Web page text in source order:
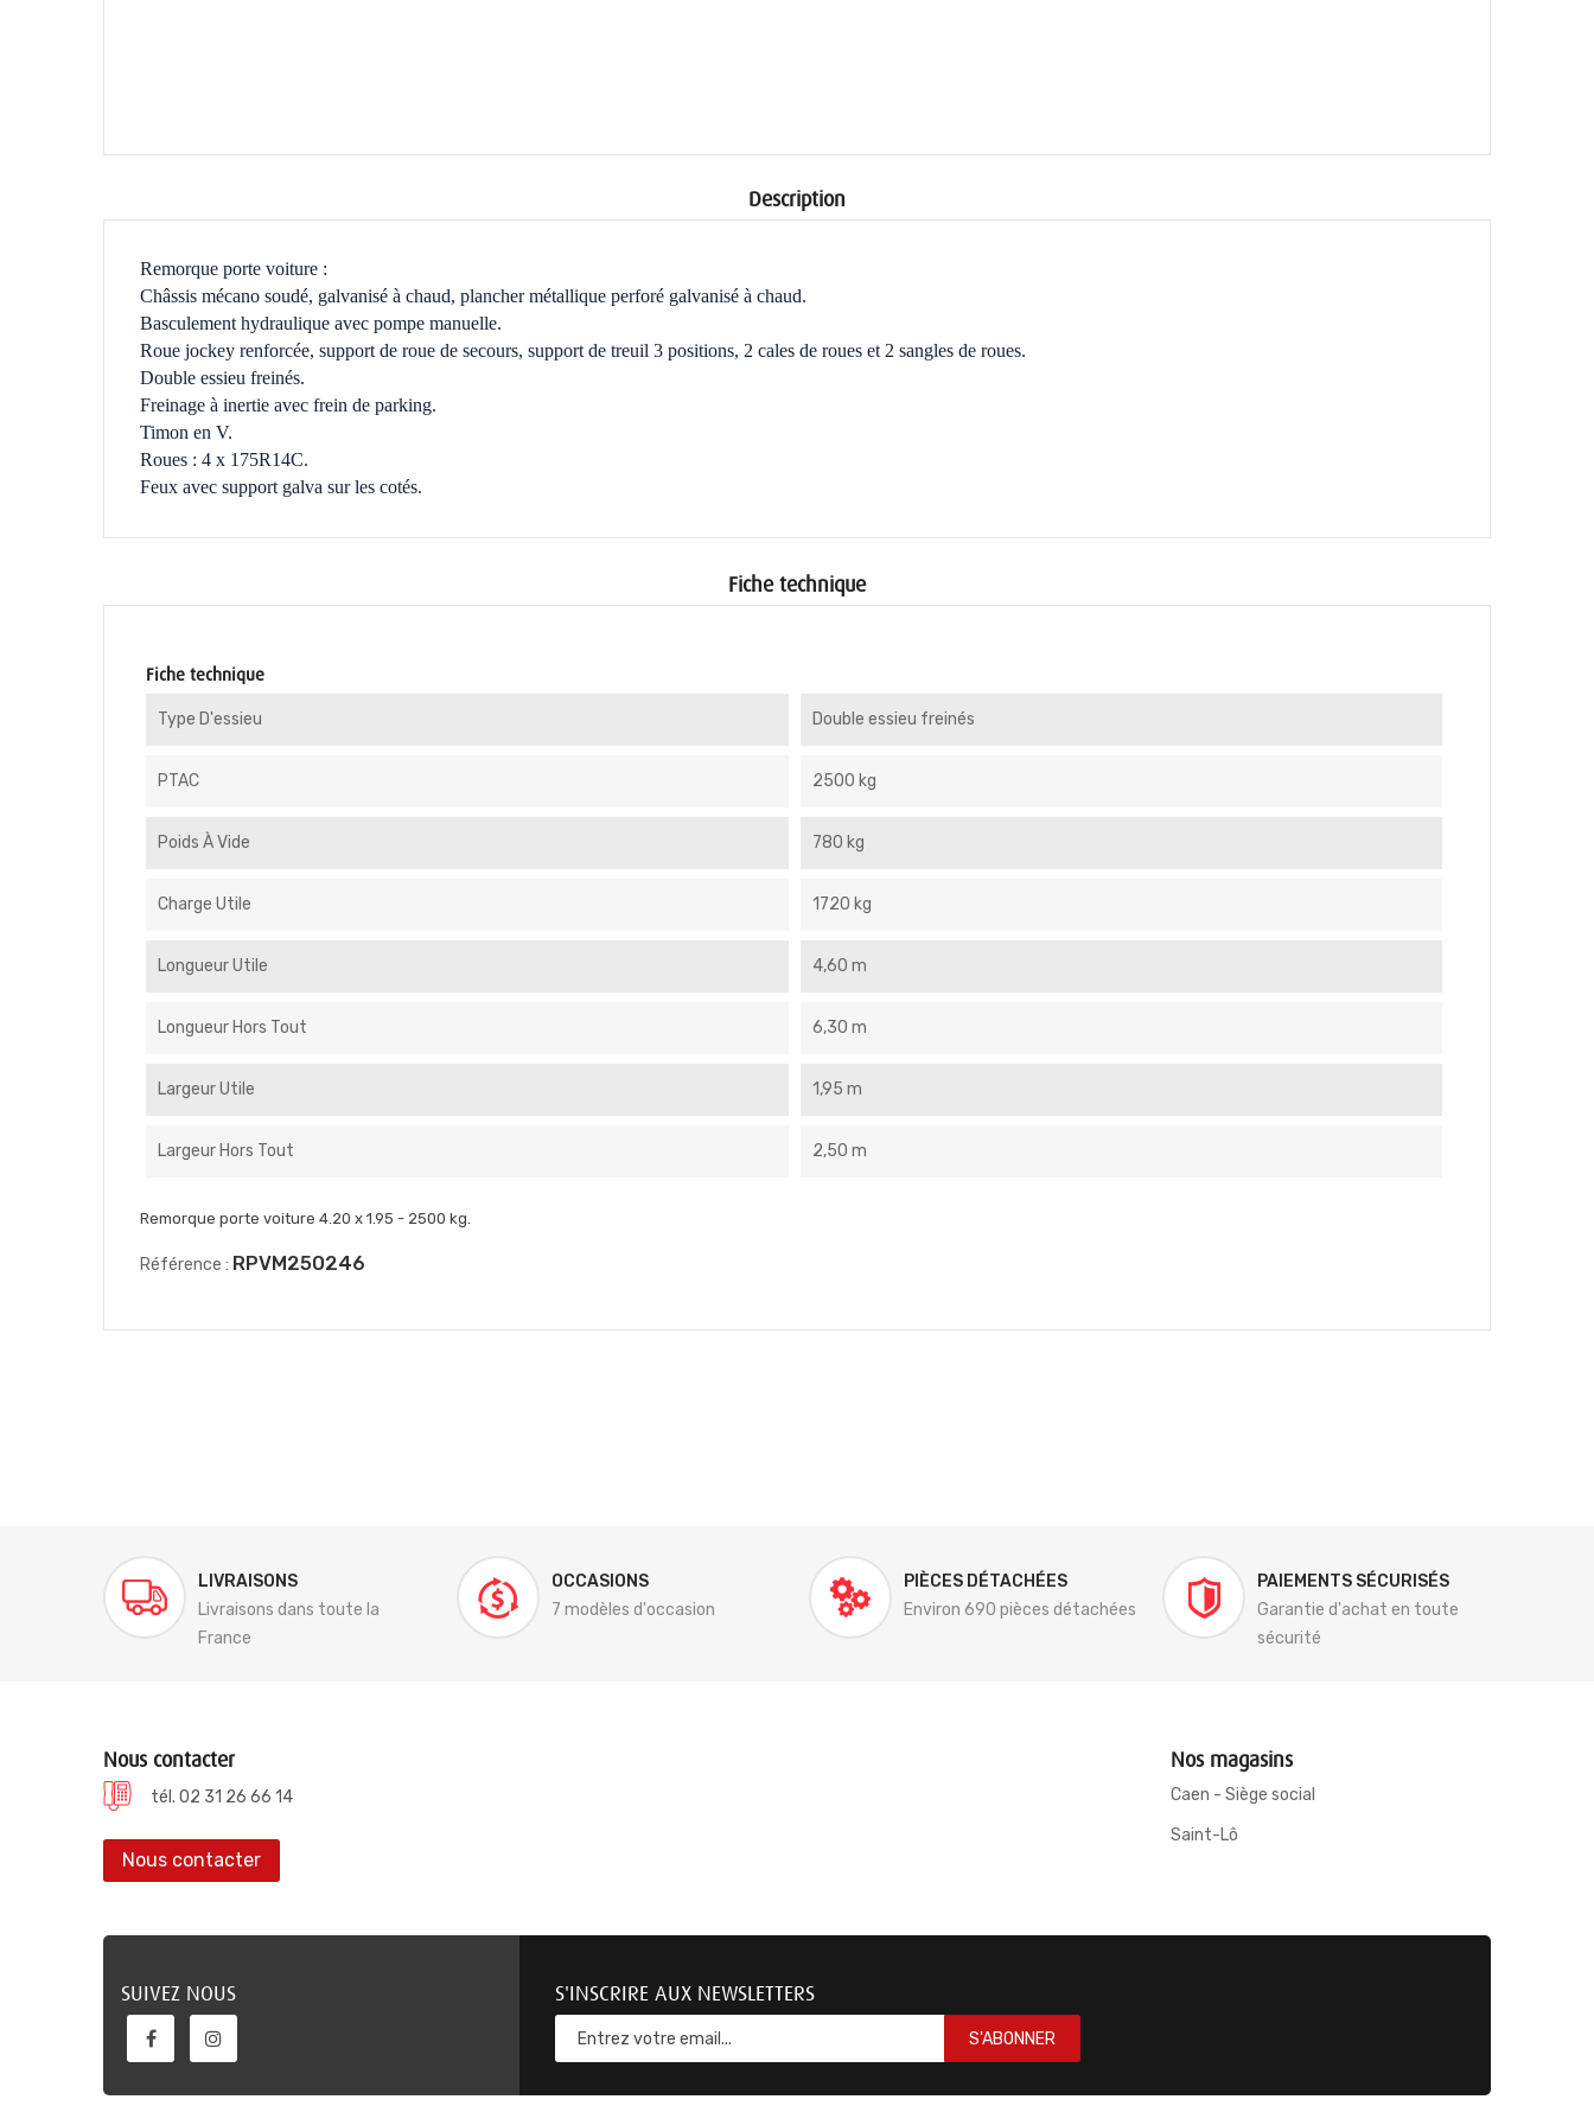
Description
Remorque porte voiture :
Châssis mécano soudé, galvanisé à chaud, plancher métallique perforé galvanisé à chaud.
Basculement hydraulique avec pompe manuelle.
Roue jockey renforcée, support de roue de secours, support de treuil 3 positions, 2 cales de roues et 2 sangles de roues.
Double essieu freinés.
Freinage à inertie avec frein de parking.
Timon en V.
Roues : 4 x 175R14C.
Feux avec support galva sur les cotés.
Fiche technique
Fiche technique
Type D'essieu Double essieu freinés
PTAC 2500 kg
Poids À Vide 780 kg
Charge Utile 1720 kg
Longueur Utile 4,60 m
Longueur Hors Tout 6,30 m
Largeur Utile 1,95 m
Largeur Hors Tout 2,50 m
Remorque porte voiture 4.20 x 1.95 - 2500 kg.
Référence : RPVM250246
LIVRAISONS
Livraisons dans toute la
France
OCCASIONS
7 modèles d'occasion
PIÈCES DÉTACHÉES
Environ 690 pièces détachées
PAIEMENTS SÉCURISÉS
Garantie d'achat en toute
sécurité
Nous contacter
tél. 02 31 26 66 14
Nous contacter
Nos magasins
Caen - Siège social
Saint-Lô
SUIVEZ NOUS S'INSCRIRE AUX NEWSLETTERS
S'ABONNER